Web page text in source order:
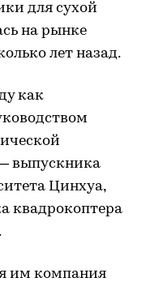
для сухой
на рынке
лет назад.
как
выпускника
Цинхуа,
квадрокоптера
им компания